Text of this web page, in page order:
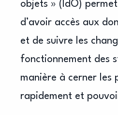
objets » (IdO)
d’avoir accès aux
et de suivre les
fonctionnement des
manière à cerner les
rapidement et